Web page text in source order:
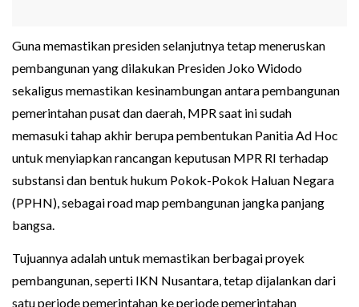
Guna memastikan presiden selanjutnya tetap meneruskan
pembangunan yang dilakukan Presiden Joko Widodo
sekaligus memastikan kesinambungan antara pembangunan
pemerintahan pusat dan daerah, MPR saat ini sudah
memasuki tahap akhir berupa pembentukan Panitia Ad Hoc
untuk menyiapkan rancangan keputusan MPR RI terhadap
substansi dan bentuk hukum Pokok-Pokok Haluan Negara
(PPHN), sebagai road map pembangunan jangka panjang
bangsa.
Tujuannya adalah untuk memastikan berbagai proyek
pembangunan, seperti IKN Nusantara, tetap dijalankan dari
satu periode pemerintahan ke periode pemerintahan